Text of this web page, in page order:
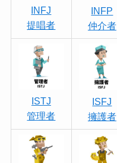
INFJ
提唱者
INFP
仲介者
ISTJ
管理者
ISFJ
擁護者